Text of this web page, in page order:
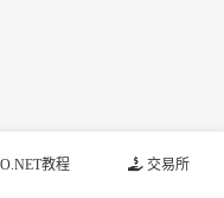
教程 交易所